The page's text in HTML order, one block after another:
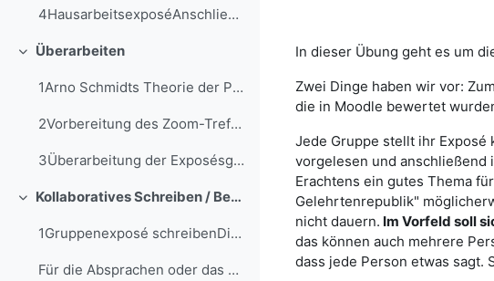
4HausarbeitsexposéAnschließend erhalten die Studie...
Replier
Überarbeiten
1Arno Schmidts Theorie der Prosaformengeschätzte B...
2Vorbereitung des Zoom-Treffens: Exposés der Grupp...
3Überarbeitung der Exposésgeschätzte Bearbeitungsd...
Replier Kollaboratives Schreiben / Bewerten
1Gruppenexposé schreibenDie Studierenden schreiben...
Für die Absprachen oder das gemeinsame Schreiben w...
In dieser Übung geht es um
Zwei Dinge haben wir vor:
die in Moodle bewertet
Jede Gruppe stellt ihr Exposé
vorgelesen und anschließend
Erachtens ein gutes Thema
Gelehrtenrepublik"
nicht dauern. Im Vorfeld soll
das können auch mehrere
dass jede Person etwas sagt.